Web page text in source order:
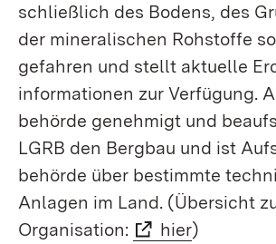
schließlich des Bodens, des
der mine­ra­lischen Rohstoffe
gefahren und stellt aktuelle
informa­tionen zur Verfügung.
behörde genehmigt und
LGRB den Bergbau und ist
behörde über bestimmte
Anlagen im Land. (Übersicht
Organisation:
hier)